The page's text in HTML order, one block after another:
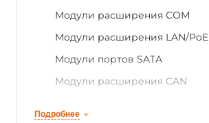
Модули расширения СОМ
Модули расширения LAN/PoE
Модули портов SATA
Модули расширения СAN
Подробнее